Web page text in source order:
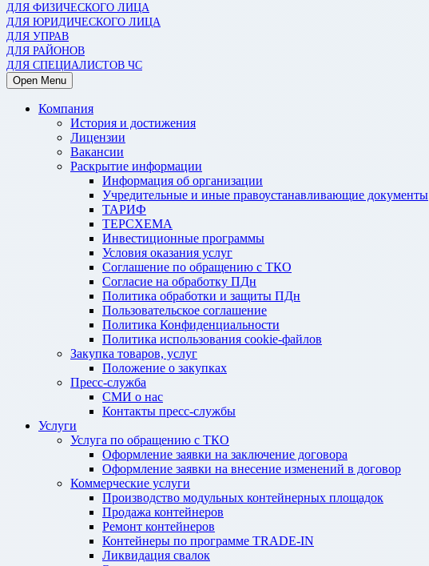
ДЛЯ ФИЗИЧЕСКОГО ЛИЦА
ДЛЯ ЮРИДИЧЕСКОГО ЛИЦА
ДЛЯ УПРАВ
ДЛЯ РАЙОНОВ
ДЛЯ СПЕЦИАЛИСТОВ ЧС
Open Menu
Компания
История и достижения
Лицензии
Вакансии
Раскрытие информации
Информация об организации
Учредительные и иные правоустанавливающие документы
ТАРИФ
ТЕРСХЕМА
Инвестиционные программы
Условия оказания услуг
Соглашение по обращению с ТКО
Согласие на обработку ПДн
Политика обработки и защиты ПДн
Пользовательское соглашение
Политика Конфиденциальности
Политика использования cookie-файлов
Закупка товаров, услуг
Положение о закупках
Пресс-служба
СМИ о нас
Контакты пресс-службы
Услуги
Услуга по обращению с ТКО
Оформление заявки на заключение договора
Оформление заявки на внесение изменений в договор
Коммерческие услуги
Производство модульных контейнерных площадок
Продажа контейнеров
Ремонт контейнеров
Контейнеры по программе TRADE-IN
Ликвидация свалок